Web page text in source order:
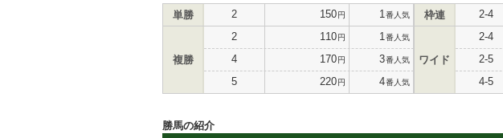
単勝 2 150円 1 番人気
複勝
2 110円 1 番人気
4 170円 3番人気
5 220円 4番人気
枠連 2-4
ワイド
2-4
2-5
4-5
勝馬の紹介